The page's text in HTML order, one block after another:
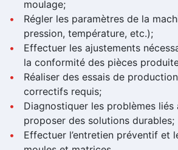
moulage;
Régler les paramètres de la
pression, température, etc.);
Effectuer les ajustements
la conformité des pièces
Réaliser des essais de
correctifs requis;
Diagnostiquer les problèmes liés
proposer des solutions durables;
Effectuer l’entretien préventif et